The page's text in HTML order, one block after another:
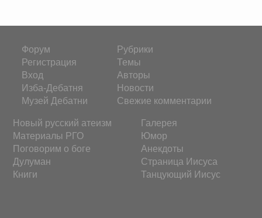
Форум
Регистрация
Вход
Изба-Дебатня
Музей Дебатни
Рубрики
Темы
Авторы
Новости
Свежие комментарии
Новый русский атеизм
Материалы РГО
Поговорим о боге
Дулуман
Книги
Галерея
Юмор
Анекдоты
Страница Иисуса
Танцующий Иисус